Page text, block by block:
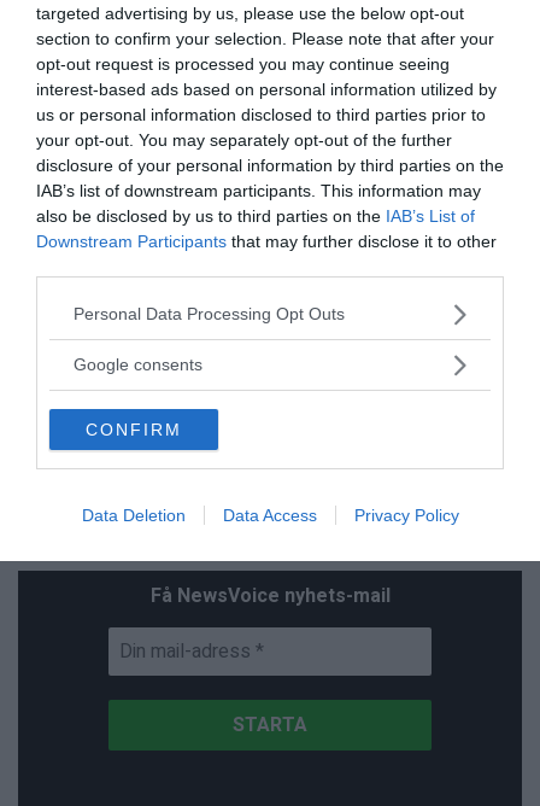
targeted advertising by us, please use the below opt-out
section to confirm your selection. Please note that after your
opt-out request is processed you may continue seeing
interest-based ads based on personal information utilized by
us or personal information disclosed to third parties prior to
your opt-out. You may separately opt-out of the further
disclosure of your personal information by third parties on the
IAB’s list of downstream participants. This information may
also be disclosed by us to third parties on the IAB’s List of
Downstream Participants that may further disclose it to other
Please note that this website/app uses one or more Google
not limited to your visit or usage behaviour. You may click to
use your data for below specified purposes in below Google
consent section.
Personal Data Processing Opt Outs
Google consents
CONFIRM
Data Deletion Data Access Privacy Policy
NewsVoice redaktion
nyheter@newsvoice.se
Ämnen:
Prenumerera på vårt nyhetsbrev
Få NewsVoice nyhets-mail